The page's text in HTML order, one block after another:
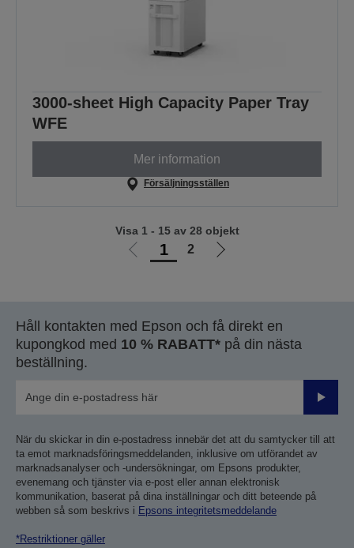
3000-sheet High Capacity Paper Tray
WFE
Mer information
Försäljningsställen
Gå
1 2
Gå
Visa 1 - 15 av 28 objekt
Håll kontakten med Epson och få direkt en
kupongkod med 10 % RABATT* på din nästa
beställning.
Skicka
När du skickar in din e-postadress innebär det att du samtycker till att
ta emot marknadsföringsmeddelanden, inklusive om utförandet av
marknadsanalyser och -undersökningar, om Epsons produkter,
evenemang och tjänster via e-post eller annan elektronisk
kommunikation, baserat på dina inställningar och ditt beteende på
webben så som beskrivs i Epsons integritetsmeddelande
*Restriktioner gäller